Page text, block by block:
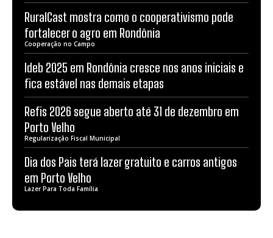
RuralCast mostra como o cooperativismo pode
fortalecer o agro em Rondônia
Cooperação no Campo
Ideb 2025 em Rondônia cresce nos anos iniciais e
fica estável nas demais etapas
Refis 2026 segue aberto até 31 de dezembro em
Porto Velho
Regularização Fiscal Municipal
Dia dos Pais terá lazer gratuito e carros antigos
em Porto Velho
Lazer Para Toda Família